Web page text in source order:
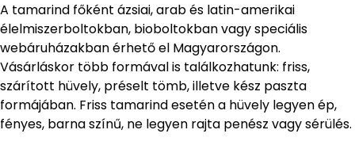
A tamarind főként ázsiai, arab és latin-amerikai
élelmiszerboltokban, bioboltokban vagy speciális
webáruházakban érhető el Magyarországon.
Vásárláskor több formával is találkozhatunk: friss,
szárított hüvely, préselt tömb, illetve kész paszta
formájában. Friss tamarind esetén a hüvely legyen ép,
fényes, barna színű, ne legyen rajta penész vagy sérülés.